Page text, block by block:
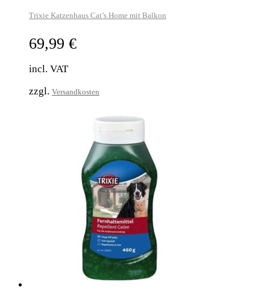
Trixie Katzenhaus Cat’s Home mit Balkon
69,99 €
incl. VAT
zzgl. Versandkosten